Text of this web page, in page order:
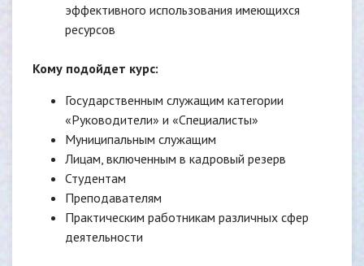
эффективного использования имеющихся
ресурсов
Кому подойдет курс:
Государственным служащим категории
«Руководители» и «Специалисты»
Муниципальным служащим
Лицам, включенным в кадровый резерв
Студентам
Преподавателям
Практическим работникам различных сфер
деятельности